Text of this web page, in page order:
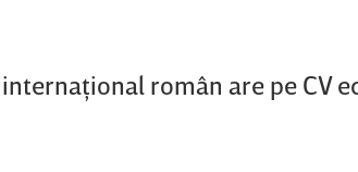
român are pe CV